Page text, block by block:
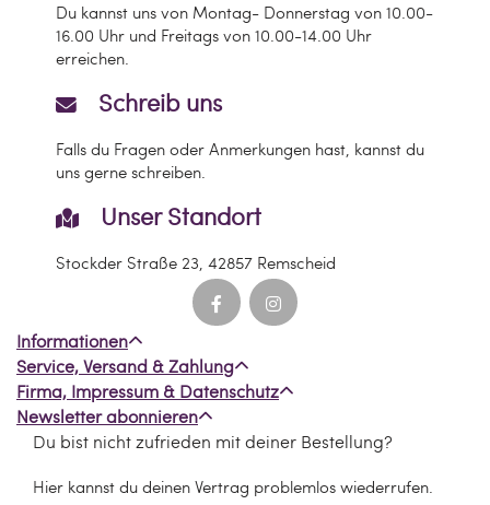
Schreib uns
Falls du Fragen oder Anmerkungen hast, kannst du
uns gerne schreiben.
Du kannst uns von Montag- Donnerstag von 10.00-
16.00 Uhr und Freitags von 10.00-14.00 Uhr
erreichen.
Unser Standort
Stockder Straße 23, 42857 Remscheid
Informationen
Service, Versand & Zahlung
Firma, Impressum & Datenschutz
Newsletter abonnieren
Du bist nicht zufrieden mit deiner Bestellung?
Hier kannst du deinen Vertrag problemlos wiederrufen.